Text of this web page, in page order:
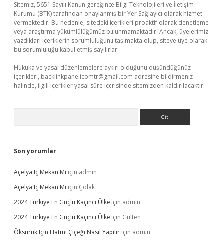
Sitemiz, 5651 Sayılı Kanun gereğince Bilgi Teknolojileri ve İletişim
Kurumu (BTK) tarafından onaylanmış bir Yer Sağlayıcı olarak hizmet
vermektedir. Bu nedenle, sitedeki içerikleri proaktif olarak denetleme
veya araştırma yükümlülüğümüz bulunmamaktadır. Ancak, üyelerimiz
yazdıkları içeriklerin sorumluluğunu taşımakta olup, siteye üye olarak
bu sorumluluğu kabul etmiş sayılırlar.
Hukuka ve yasal düzenlemelere aykırı olduğunu düşündüğünüz
içerikleri, backlinkpanelicomtr@gmail.com adresine bildirmeniz
halinde, ilgili içerikler yasal süre içerisinde sitemizden kaldırılacaktır.
Son yorumlar
Açelya Iç Mekan Mı için admin
Açelya Iç Mekan Mı için Çolak
2024 Türkiye En Güçlü Kaçıncı Ülke için admin
2024 Türkiye En Güçlü Kaçıncı Ülke için Gülten
Öksürük Için Hatmi Çiçeği Nasıl Yapılır için admin